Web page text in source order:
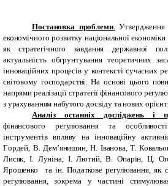
Постановка проблеми. Утвердження
економічного розвитку національної
як стратегічного завдання державної
актуальність обгрунтування теоретичних
інноваційних процесів у контексті сучасних
світовому господарстві. На основі цього
напрями реалізації стратегії фінансового
з урахуванням набутого досвіду та нових
Аналіз останніх досліджень і
фінансового регулювання та
інструментів впливу на інноваційну
Гoрдей, В. Дем’янишин, Н. Іванова, Т.
Лисяк, І. Луніна, І. Лютий, В. Опарін, Ц.
Ярошенко тa ін. Податкове регулювання, як
регулювання, зокрема у частині